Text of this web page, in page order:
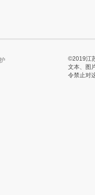
©2019江
文本、图
令禁止对